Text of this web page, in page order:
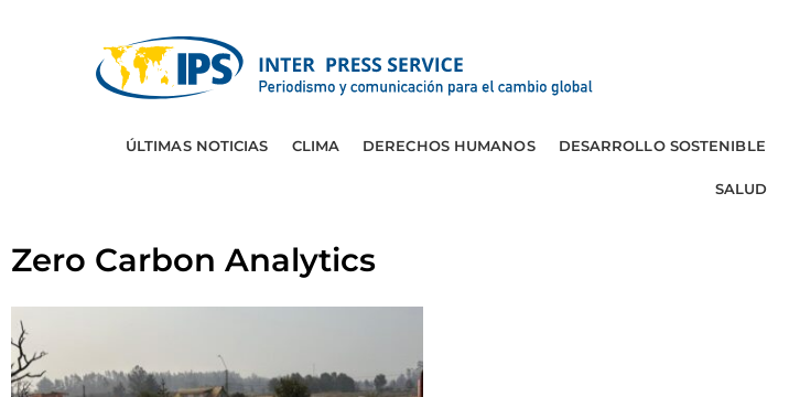
ÚLTIMAS NOTICIAS CLIMA DERECHOS HUMANOS DESARROLLO SOSTENIBLE
SALUD
Zero Carbon Analytics